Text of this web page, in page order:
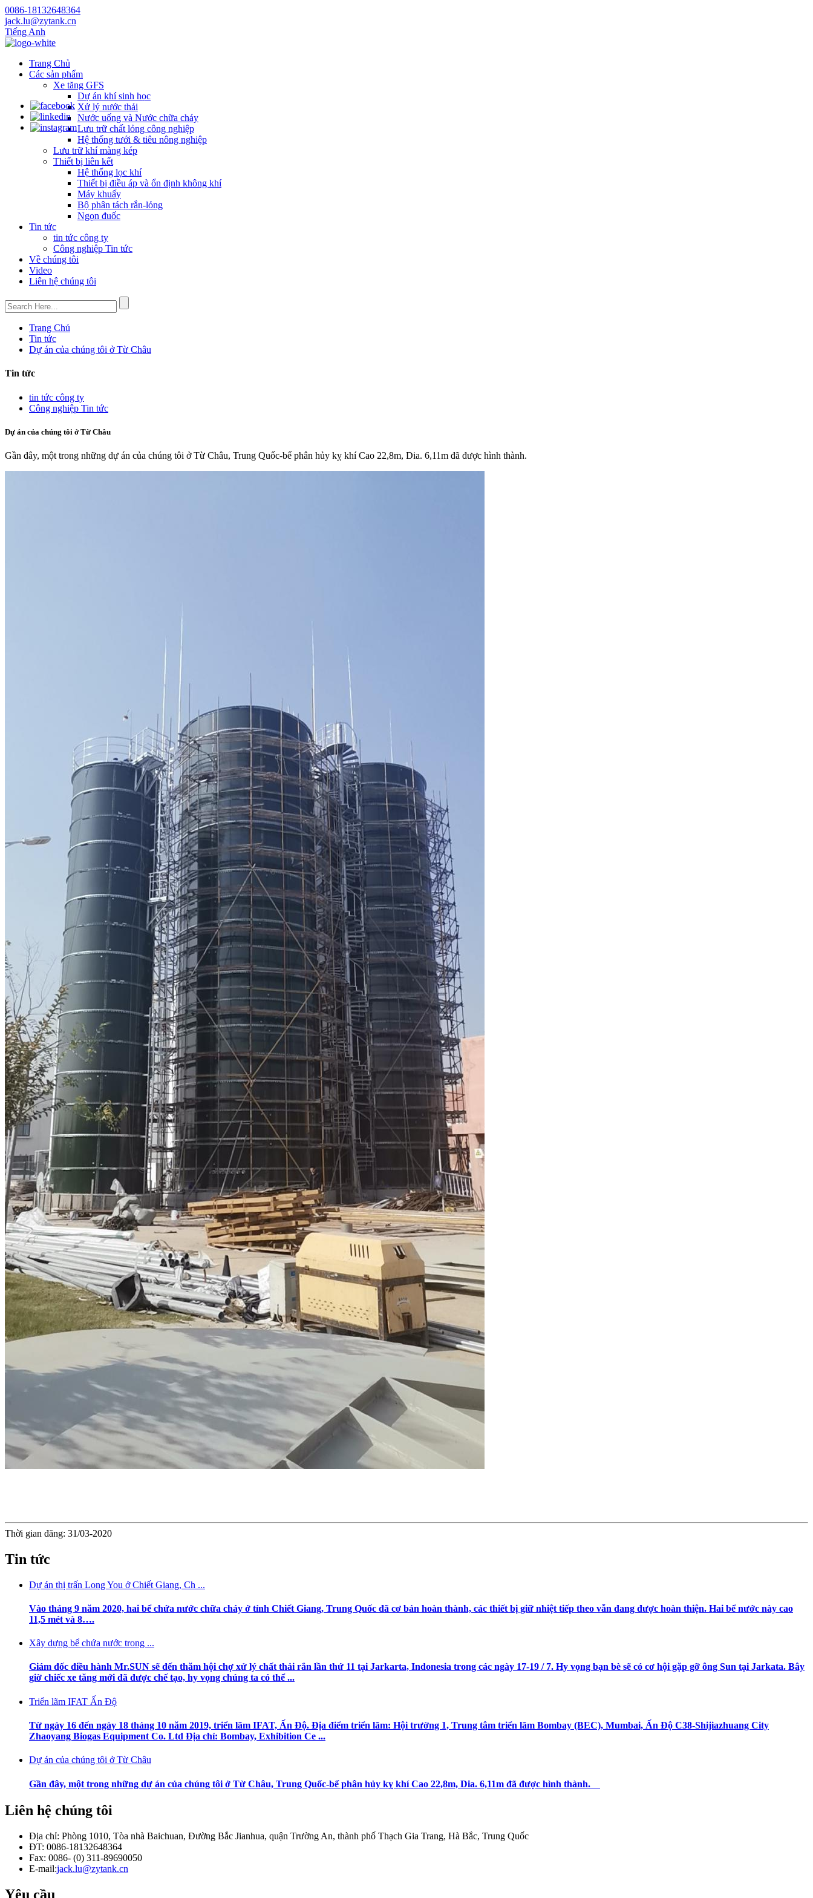
0086-18132648364
jack.lu@zytank.cn
Tiếng Anh
Trang Chủ
Các sản phẩm
Xe tăng GFS
Dự án khí sinh học
Xử lý nước thải
Nước uống và Nước chữa cháy
Lưu trữ chất lỏng công nghiệp
Hệ thống tưới & tiêu nông nghiệp
Lưu trữ khí màng kép
Thiết bị liên kết
Hệ thống lọc khí
Thiết bị điều áp và ổn định không khí
Máy khuấy
Bộ phân tách rắn-lỏng
Ngọn đuốc
Tin tức
tin tức công ty
Công nghiệp Tin tức
Về chúng tôi
Video
Liên hệ chúng tôi
Trang Chủ
Tin tức
Dự án của chúng tôi ở Từ Châu
Tin tức
tin tức công ty
Công nghiệp Tin tức
Dự án của chúng tôi ở Từ Châu
Gần đây, một trong những dự án của chúng tôi ở Từ Châu, Trung Quốc-bể phân hủy kỵ khí Cao 22,8m, Dia. 6,11m đã được hình thành.
Thời gian đăng: 31/03-2020
Tin tức
Dự án thị trấn Long You ở Chiết Giang, Ch ...
Vào tháng 9 năm 2020, hai bể chứa nước chữa cháy ở tỉnh Chiết Giang, Trung Quốc đã cơ bản hoàn thành, các thiết bị giữ nhiệt tiếp theo vẫn đang được hoàn thiện. Hai bể nước này cao
11,5 mét và 8….
Xây dựng bể chứa nước trong ...
Giám đốc điều hành Mr.SUN sẽ đến thăm hội chợ xử lý chất thải rắn lần thứ 11 tại Jarkarta, Indonesia trong các ngày 17-19 / 7. Hy vọng bạn bè sẽ có cơ hội gặp gỡ ông Sun tại Jarkata. Bây
giờ chiếc xe tăng mới đã được chế tạo, hy vọng chúng ta có thể ...
Triển lãm IFAT Ấn Độ
Từ ngày 16 đến ngày 18 tháng 10 năm 2019, triển lãm IFAT, Ấn Độ. Địa điểm triển lãm: Hội trường 1, Trung tâm triển lãm Bombay (BEC), Mumbai, Ấn Độ C38-Shijiazhuang City
Zhaoyang Biogas Equipment Co. Ltd Địa chỉ: Bombay, Exhibition Ce ...
Dự án của chúng tôi ở Từ Châu
Gần đây, một trong những dự án của chúng tôi ở Từ Châu, Trung Quốc-bể phân hủy kỵ khí Cao 22,8m, Dia. 6,11m đã được hình thành.
Liên hệ chúng tôi
Địa chỉ: Phòng 1010, Tòa nhà Baichuan, Đường Bắc Jianhua, quận Trường An, thành phố Thạch Gia Trang, Hà Bắc, Trung Quốc
ĐT: 0086-18132648364
Fax: 0086- (0) 311-89690050
E-mail:jack.lu@zytank.cn
Yêu cầu